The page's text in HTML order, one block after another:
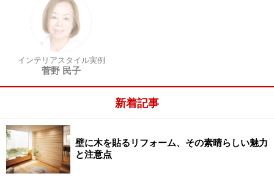
インテリアスタイル実例
菅野 民子
新着記事
壁に木を貼るリフォーム、その素晴らしい魅力
と注意点